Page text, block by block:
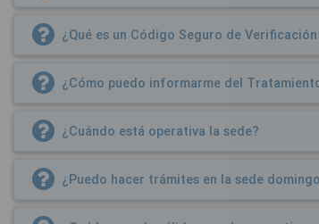
¿Qué es un Código Seguro de Verificación
¿Cómo puedo informarme del Tratamiento
¿Cuándo está operativa la sede?
¿Puedo hacer trámites en la sede